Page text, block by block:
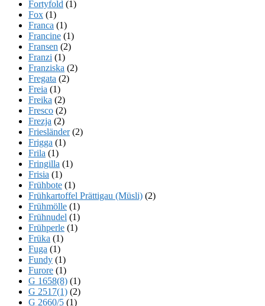
Fortyfold (1)
Fox (1)
Franca (1)
Francine (1)
Fransen (2)
Franzi (1)
Franziska (2)
Fregata (2)
Freia (1)
Freika (2)
Fresco (2)
Frezja (2)
Friesländer(2)
Frigga (1)
Frila (1)
Fringilla (1)
Frisia (1)
Frühbote (1)
Frühkartoffel Prättigau (Müsli) (2)
Frühmölle (1)
Frühnudel (1)
Frühperle (1)
Früka (1)
Fuga (1)
Fundy (1)
Furore (1)
G 1658(8) (1)
G 2517(1) (2)
G 2660/5 (1)